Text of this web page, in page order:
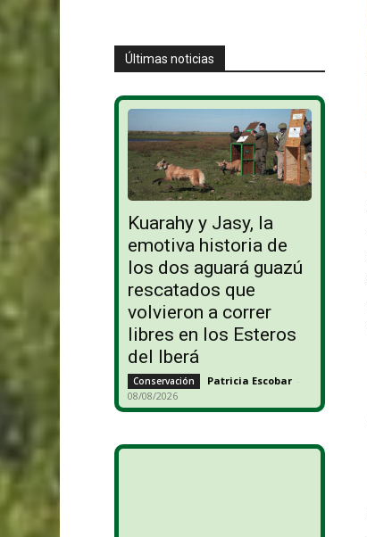
Últimas noticias
Kuarahy y Jasy, la
emotiva historia de
los dos aguará guazú
rescatados que
volvieron a correr
libres en los Esteros
del Iberá
Conservación Patricia Escobar -
08/08/2026